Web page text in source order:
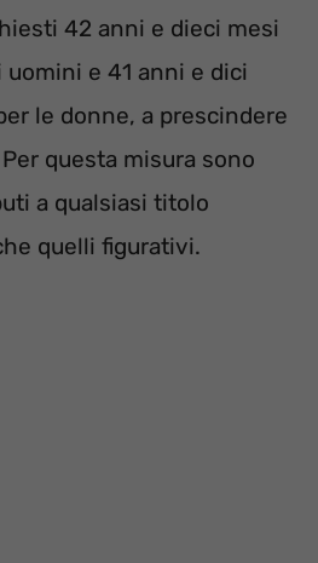
42 anni e dieci mesi
e 41 anni e dici
le donne, a prescindere
Per questa misura sono
a qualsiasi titolo
quelli figurativi.